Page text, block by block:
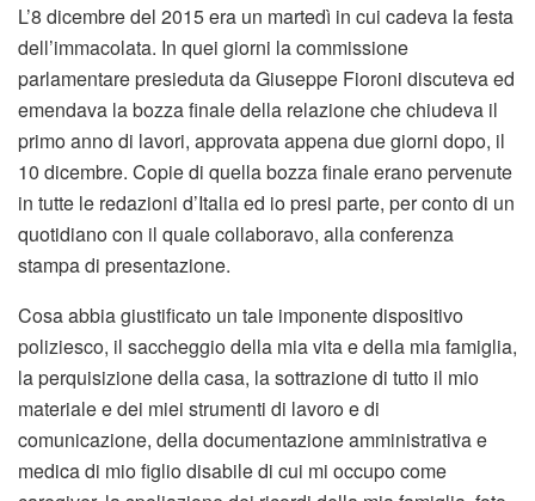
L’8 dicembre del 2015 era un martedì in cui cadeva la festa
dell’immacolata. In quei giorni la commissione
parlamentare presieduta da Giuseppe Fioroni discuteva ed
emendava la bozza finale della relazione che chiudeva il
primo anno di lavori, approvata appena due giorni dopo, il
10 dicembre. Copie di quella bozza finale erano pervenute
in tutte le redazioni d’Italia ed io presi parte, per conto di un
quotidiano con il quale collaboravo, alla conferenza
stampa di presentazione.
Cosa abbia giustificato un tale imponente dispositivo
poliziesco, il saccheggio della mia vita e della mia famiglia,
la perquisizione della casa, la sottrazione di tutto il mio
materiale e dei miei strumenti di lavoro e di
comunicazione, della documentazione amministrativa e
medica di mio figlio disabile di cui mi occupo come